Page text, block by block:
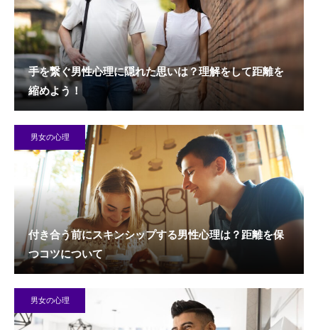
手を繋ぐ男性心理に隠れた思いは？理解をして距離を
縮めよう！
男女の心理
付き合う前にスキンシップする男性心理は？距離を保
つコツについて
男女の心理